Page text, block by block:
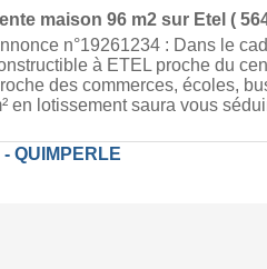
maison 96 m2 sur Etel (
n°19261234 : Dans le
à ETEL proche du
des commerces, écoles,
en lotissement saura vous
QUIMPERLE